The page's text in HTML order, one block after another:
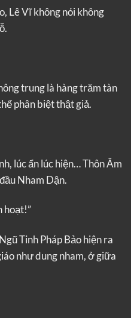
Lê Vĩ không nói không
trung là hàng trăm tàn
phân biệt thật giả.
lúc ẩn lúc hiện… Thôn Âm
Nham Dận.
hoạt!”
Tinh Pháp Bảo hiện ra
như dung nham, ở giữa